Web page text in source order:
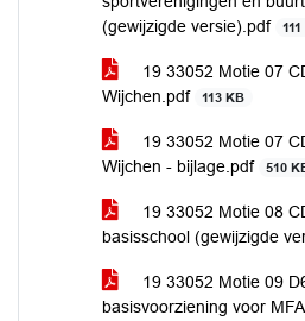
(gewijzigde versie).pdf
19 33052 Motie 07
Wijchen.pdf
113 KB
19 33052 Motie 07
Wijchen - bijlage.pdf
510
19 33052 Motie 08
basisschool (gewijzigde
19 33052 Motie 09
basisvoorziening voor